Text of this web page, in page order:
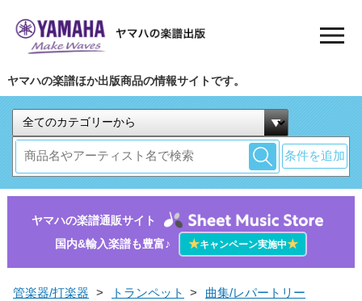
ヤマハの楽譜ほか出版商品の情報サイトです。
条件を追加
ヤマハの楽譜通販サイト
国内&輸入楽譜も豊富♪
★キャンペーン実施中★
管楽器/打楽器 > トランペット > 曲集/レパートリー